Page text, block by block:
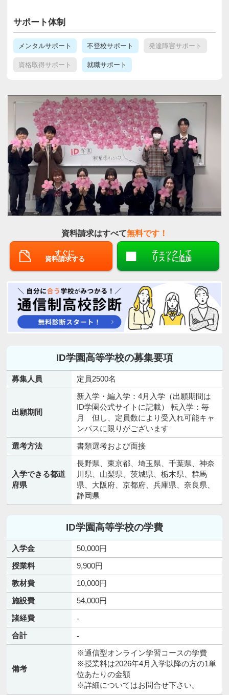
サポート体制
メンタルサポート 不登校サポート 発達障害サポート
資格取得サポート 就職サポート
資料請求はすべて無料です！
すぐに
資料請求する
チェックして
リストに追加
ID学園高等学校の募集要項
募集人員 定員2500名
出願期間
新入学・編入学：4月入学（出願期間は
ID学園公式サイトに記載） 転入学：毎
月 但し、定員数により受入れ可能キャ
ンパスに限りがございます
選考方法
書類選考および面接
入学できる都道
府県
長野県、東京都、埼玉県、千葉県、神奈
川県、山梨県、茨城県、栃木県、群馬
県、大阪府、京都府、兵庫県、奈良県、
静岡県
ID学園高等学校の学費
入学金
50,000円
授業料
9,900円
教材費
10,000円
施設費
54,000円
諸経費
-
合計
-
備考
※通信型オンライン学習コースの学費
※授業料は2026年4月入学以降の方の1単
位あたりの金額
※詳細についてはお問合せ下さい。